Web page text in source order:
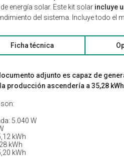
energía solar. Este kit solar incluye
del sistema. Incluye todo el
Ficha técnica
adjunto es capaz de
producción ascendería a 35,28
5.040 W
kWh
kWh
kWh